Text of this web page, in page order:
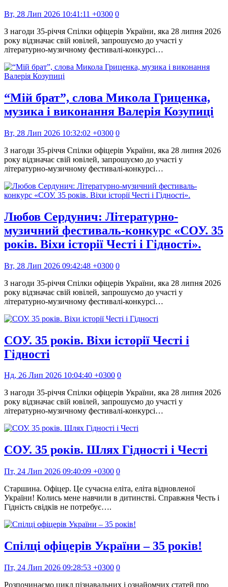
Вт, 28 Лип 2026 10:41:11 +0300 0
З нагоди 35-річчя Спілки офіцерів України, яка 28 липня 2026
року відзначає свій ювілей, запрошуємо до участі у
літературно-музичному фестивалі-конкурсі…
“Мій брат”, слова Микола Гриценка,
музика і виконання Валерія Козупиці
Вт, 28 Лип 2026 10:32:02 +0300 0
З нагоди 35-річчя Спілки офіцерів України, яка 28 липня 2026
року відзначає свій ювілей, запрошуємо до участі у
літературно-музичному фестивалі-конкурсі…
Любов Сердунич: Літературно-
музичний фестиваль-конкурс «СОУ. 35
років. Віхи історії Честі і Гідності».
Вт, 28 Лип 2026 09:42:48 +0300 0
З нагоди 35-річчя Спілки офіцерів України, яка 28 липня 2026
року відзначає свій ювілей, запрошуємо до участі у
літературно-музичному фестивалі-конкурсі…
СОУ. 35 років. Віхи історії Честі і
Гідності
Нд, 26 Лип 2026 10:04:40 +0300 0
З нагоди 35-річчя Спілки офіцерів України, яка 28 липня 2026
року відзначає свій ювілей, запрошуємо до участі у
літературно-музичному фестивалі-конкурсі…
СОУ. 35 років. Шлях Гідності і Честі
Пт, 24 Лип 2026 09:40:09 +0300 0
Старшина. Офіцер. Це сучасна еліта, еліта відновленої
України! Колись мене навчили в дитинстві. Справжня Честь і
Гідність свідків не потребує….
Спілці офіцерів України – 35 років!
Пт, 24 Лип 2026 09:28:53 +0300 0
Розпочинаємо цикл пізнавальних і ознайомчих статей про